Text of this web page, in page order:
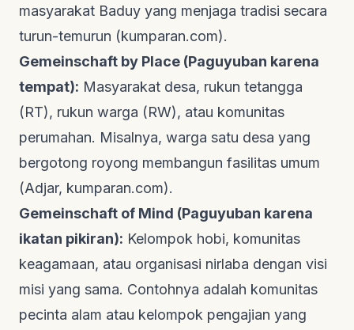
masyarakat Baduy yang menjaga tradisi secara
turun-temurun (kumparan.com).
Gemeinschaft by Place (Paguyuban karena
tempat): Masyarakat desa, rukun tetangga
(RT), rukun warga (RW), atau komunitas
perumahan. Misalnya, warga satu desa yang
bergotong royong membangun fasilitas umum
(Adjar, kumparan.com).
Gemeinschaft of Mind (Paguyuban karena
ikatan pikiran): Kelompok hobi, komunitas
keagamaan, atau organisasi nirlaba dengan visi
misi yang sama. Contohnya adalah komunitas
pecinta alam atau kelompok pengajian yang